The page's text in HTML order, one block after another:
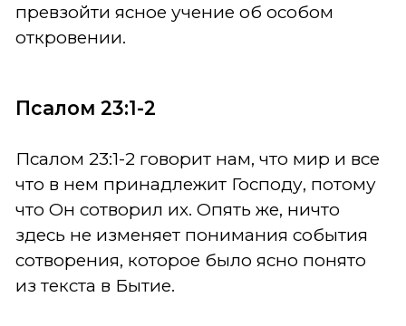
превзойти ясное учение об особом
откровении.
Псалом 23:1-2
Псалом 23:1-2 говорит нам, что мир и все
что в нем принадлежит Господу, потому
что Он сотворил их. Опять же, ничто
здесь не изменяет понимания события
сотворения, которое было ясно понято
из текста в Бытие.